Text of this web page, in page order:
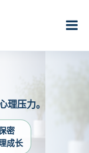
理压力。
密
成长